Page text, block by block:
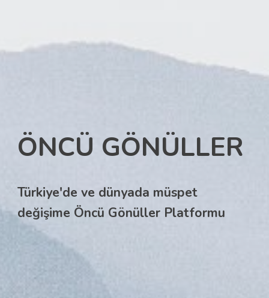
ÖNCÜ GÖNÜLLER
Türkiye'de ve dünyada müspet
değişime Öncü Gönüller Platformu